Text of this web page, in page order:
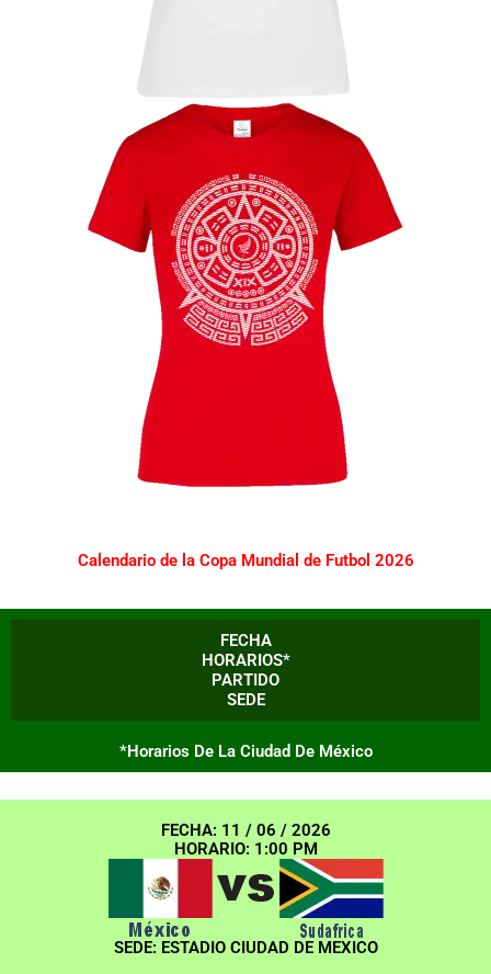
Calendario de la Copa Mundial de Futbol 2026
FECHA
HORARIOS*
PARTIDO
SEDE
*Horarios De La Ciudad De México
FECHA: 11 / 06 / 2026
HORARIO: 1:00 PM
SEDE: ESTADIO CIUDAD DE MEXICO